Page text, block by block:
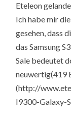
Eteleon
Ich habe mir
gesehen, dass
das Samsung
Sale bedeutet
neuwertig(419
(http://
I9300-Galaxy-